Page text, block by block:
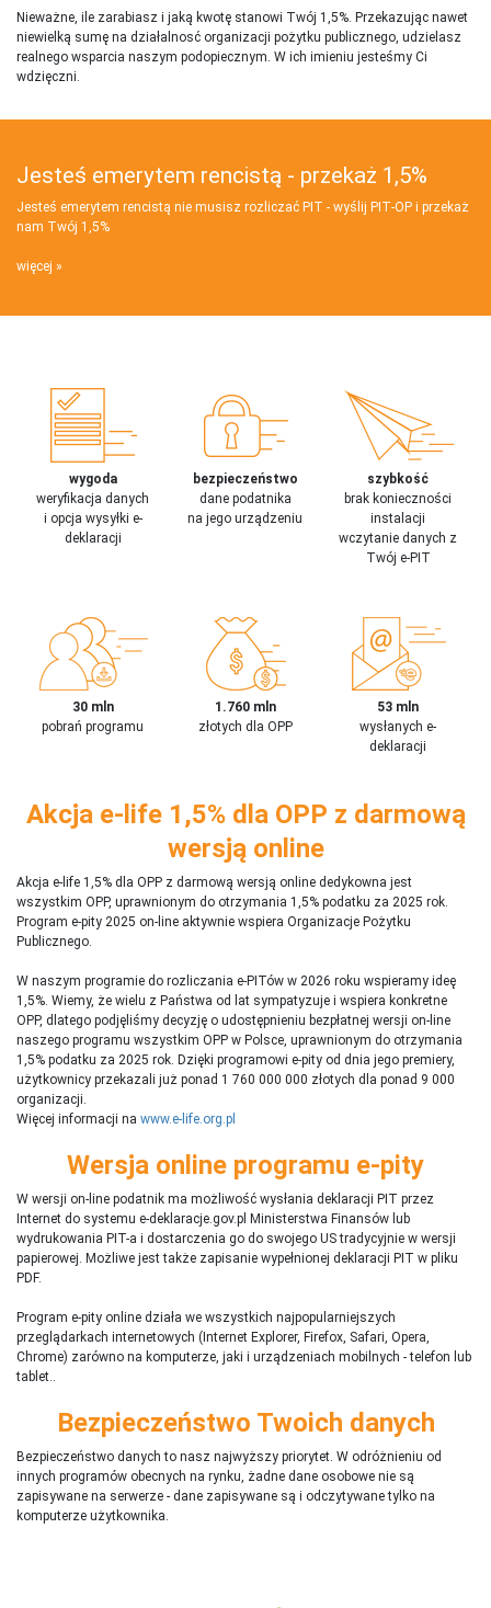
Nieważne, ile zarabiasz i jaką kwotę stanowi Twój 1,5%. Przekazując nawet
niewielką sumę na działalnosć organizacji pożytku publicznego, udzielasz
realnego wsparcia naszym podopiecznym. W ich imieniu jesteśmy Ci
wdzięczni.
Jesteś emerytem rencistą - przekaż 1,5%
Jesteś emerytem rencistą nie musisz rozliczać PIT - wyślij PIT‑OP i przekaż
nam Twój 1,5%
więcej
wygoda
weryfikacja danych
i opcja wysyłki e-
deklaracji
bezpieczeństwo
dane podatnika
na jego urządzeniu
szybkość
brak konieczności
instalacji
wczytanie danych z
Twój e-PIT
30 mln
pobrań programu
1.760 mln
złotych dla OPP
53 mln
wysłanych e-
deklaracji
Akcja e-life 1,5% dla OPP z darmową
wersją online
Akcja e-life 1,5% dla OPP z darmową wersją online dedykowna jest
wszystkim OPP, uprawnionym do otrzymania 1,5% podatku za 2025 rok.
Program e-pity 2025 on-line aktywnie wspiera Organizacje Pożytku
Publicznego.
W naszym programie do rozliczania e-PITów w 2026 roku wspieramy ideę
1,5%. Wiemy, że wielu z Państwa od lat sympatyzuje i wspiera konkretne
OPP, dlatego podjęliśmy decyzję o udostępnieniu bezpłatnej wersji on-line
naszego programu wszystkim OPP w Polsce, uprawnionym do otrzymania
1,5% podatku za 2025 rok. Dzięki programowi e-pity od dnia jego premiery,
użytkownicy przekazali już ponad 1 760 000 000 złotych dla ponad 9 000
organizacji.
Więcej informacji na www.e-life.org.pl
Wersja online programu e-pity
W wersji on-line podatnik ma możliwość wysłania deklaracji PIT przez
Internet do systemu e-deklaracje.gov.pl Ministerstwa Finansów lub
wydrukowania PIT-a i dostarczenia go do swojego US tradycyjnie w wersji
papierowej. Możliwe jest także zapisanie wypełnionej deklaracji PIT w pliku
PDF.
Program e-pity online działa we wszystkich najpopularniejszych
przeglądarkach internetowych (Internet Explorer, Firefox, Safari, Opera,
Chrome) zarówno na komputerze, jaki i urządzeniach mobilnych - telefon lub
tablet..
Bezpieczeństwo Twoich danych
Bezpieczeństwo danych to nasz najwyższy priorytet. W odróżnieniu od
innych programów obecnych na rynku, żadne dane osobowe nie są
zapisywane na serwerze - dane zapisywane są i odczytywane tylko na
komputerze użytkownika.